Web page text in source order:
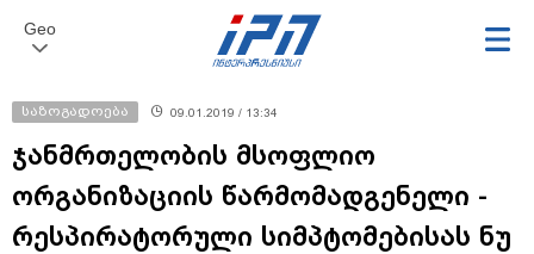
Geo
საზოგადოება 09.01.2019 / 13:34
ჯანმრთელობის მსოფლიო
ორგანიზაციის წარმომადგენელი -
რესპირატორული სიმპტომებისას ნუ